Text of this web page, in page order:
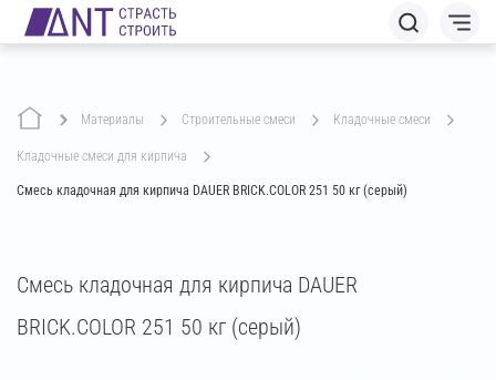
Материалы строительные смеси кладочные смеси
кладочные смеси для кирпича
Смесь кладочная для кирпича DAUER BRICK.COLOR 251 50 кг (серый)
Смесь кладочная для кирпича DAUER
BRICK.COLOR 251 50 кг (серый)